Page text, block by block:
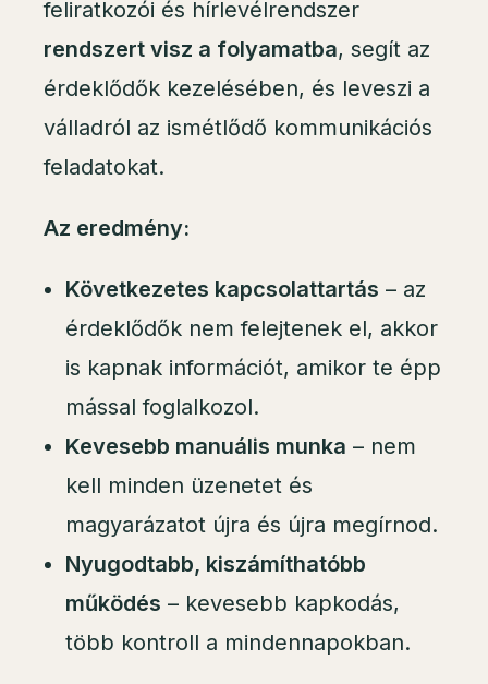
feliratkozói és hírlevélrendszer
rendszert visz a folyamatba, segít az
érdeklődők kezelésében, és leveszi a
válladról az ismétlődő kommunikációs
feladatokat.
Az eredmény:
Következetes kapcsolattartás – az
érdeklődők nem felejtenek el, akkor
is kapnak információt, amikor te épp
mással foglalkozol.
Kevesebb manuális munka – nem
kell minden üzenetet és
magyarázatot újra és újra megírnod.
Nyugodtabb, kiszámíthatóbb
működés – kevesebb kapkodás,
több kontroll a mindennapokban.